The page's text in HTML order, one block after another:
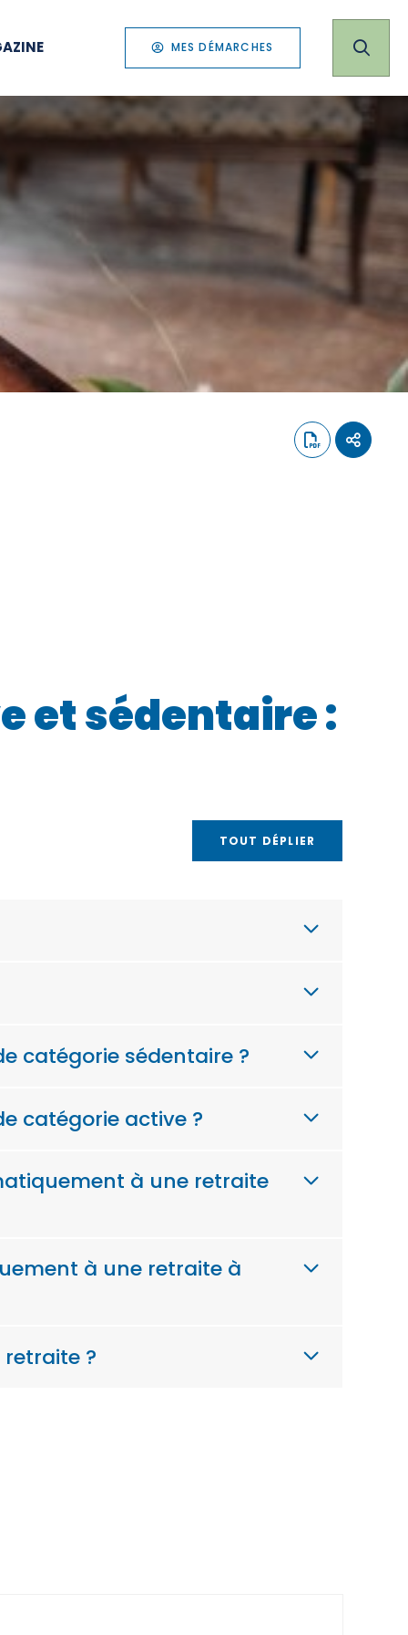
MES DÉMARCHES
et sédentaire :
TOUT DÉPLIER
catégorie sédentaire ?
catégorie active ?
à une retraite
à une retraite à
?